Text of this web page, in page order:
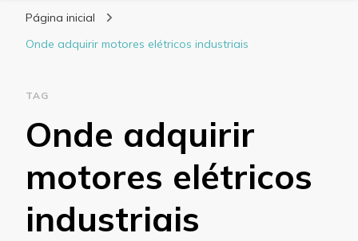
Elétricos e Ventiladores
Página inicial
Onde adquirir motores elétricos industriais
TAG
Onde adquirir
motores elétricos
industriais